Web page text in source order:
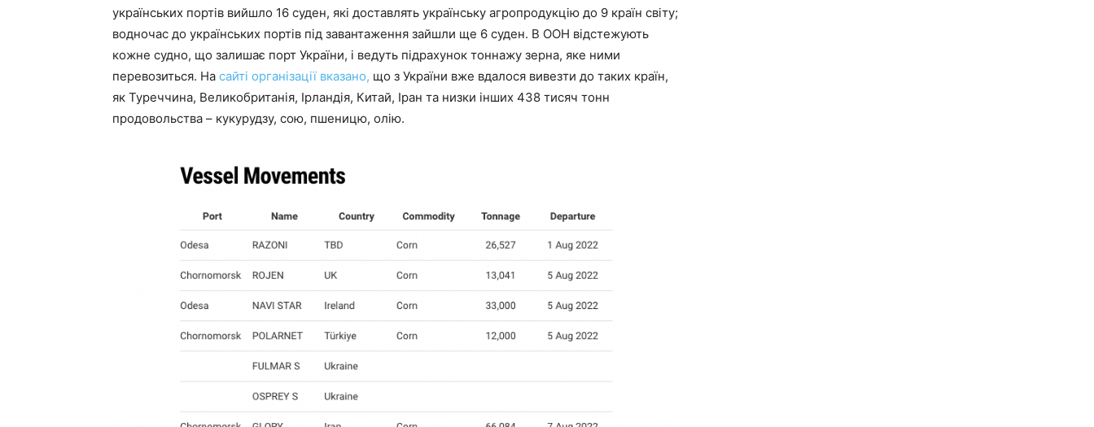
українських портів вийшло 16 суден, які доставлять українську агропродукцію до 9 країн світу;
водночас до українських портів під завантаження зайшли ще 6 суден. В ООН відстежують
кожне судно, що залишає порт України, і ведуть підрахунок тоннажу зерна, яке ними
перевозиться. На сайті організації вказано, що з України вже вдалося вивезти до таких країн,
як Туреччина, Великобританія, Ірландія, Китай, Іран та низки інших 438 тисяч тонн
продовольства – кукурудзу, сою, пшеницю, олію.